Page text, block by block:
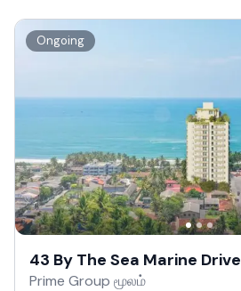
Ongoing
43 By The Sea Marine Drive
Prime Group மூலம்